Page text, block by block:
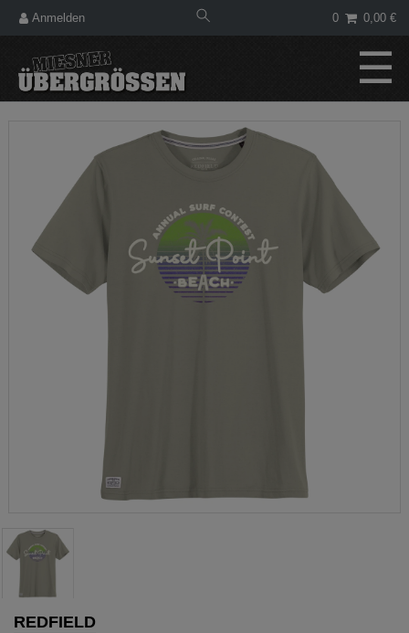
Anmelden 0 0,00 €
☰
REDFIELD